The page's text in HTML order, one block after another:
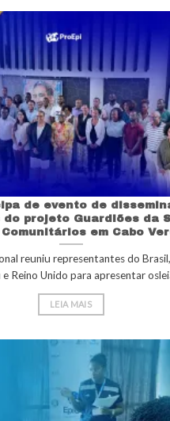
de evento de
projeto Guardiões da
em Cabo
reuniu representantes do
Reino Unido para apresentar
LEIA MAIS